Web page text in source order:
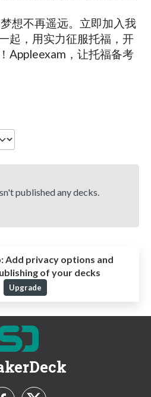
想不再遥远。立即加入我
起，用实力征服托福，开
Appleexam，让托福备考
published any decks.
Add privacy options and
of your decks
Upgrade